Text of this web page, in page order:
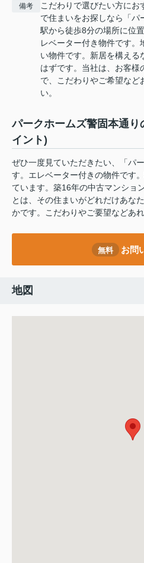
備考
こだわりで選びたい方にお
で住まいをお探しなら「パ
駅から徒歩8分の場所に位
レベーター付き物件です
い物件です。新居を構える
はずです。当社は、お客様
で、こだわりやご希望など
い。
パークホームズ警固本通
イント)
ぜひ一度見ていただきたい、「パ
す。エレベーター付きの物件です
ています。築16年の中古マンショ
とは、その住まいがどれだけあな
かです。こだわりやご要望などあ
無料 お問
地図